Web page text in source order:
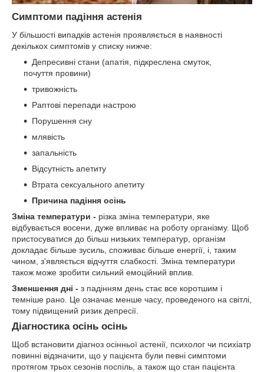
Симптоми падіння астенія
У більшості випадків астенія проявляється в наявності
декількох симптомів у списку нижче:
Депресивні стани (апатія, підкреслена смуток,
почуття провини)
тривожність
Раптові перепади настрою
Порушення сну
млявість
запальність
Відсутність апетиту
Втрата сексуального апетиту
Причина падіння осінь
Зміна температури - різка зміна температури, яке
відбувається восени, дуже впливає на роботу організму. Щоб
пристосуватися до більш низьких температур, організм
докладає більше зусиль, споживає більше енергії, і, таким
чином, з'являється відчуття слабкості. Зміна температури
також може зробити сильний емоційний вплив.
Зменшення дні - з падінням день стає все коротшим і
темніше рано. Це означає менше часу, проведеного на світлі,
тому підвищений ризик депресії.
Діагностика осінь осінь
Щоб встановити діагноз осінньої астенії, психолог чи психіатр
повинні відзначити, що у пацієнта були певні симптоми
протягом трьох сезонів поспіль, а також що стан пацієнта